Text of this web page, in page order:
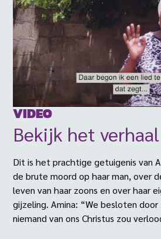
VIDEO
Bekijk het
Dit is het prachtige getuigenis van
de brute moord op haar man, over
leven van haar zoons en over haar
gijzeling. Amina: “We besloten
niemand van ons Christus zou